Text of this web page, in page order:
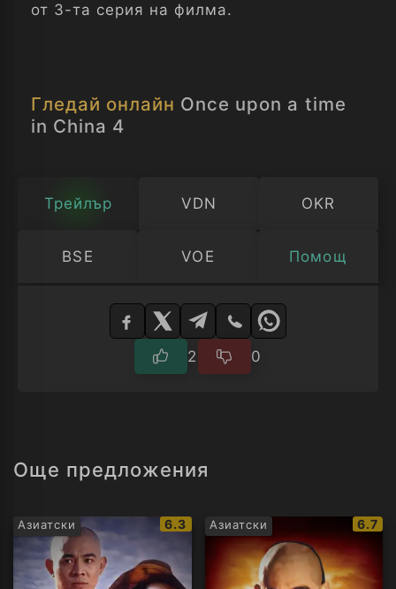
от 3-та серия на филма.
Гледай онлайн Once upon a time
in China 4
Трейлър VDN OKR
BSE VOE Помощ
Изберете
2 0
Още предложения
Азиатски
IMDb
рейтинг:
6.3 Азиатски
IMDb
6.7